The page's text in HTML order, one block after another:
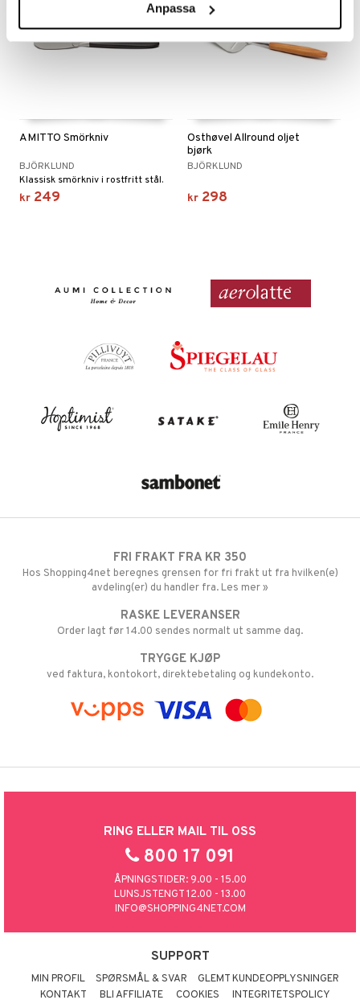
Anpassa
AMITTO Smörkniv
BJÖRKLUND
Klassisk smörkniv i rostfritt stål.
kr 249
Osthøvel Allround oljet
bjørk
BJÖRKLUND
kr 298
FRI FRAKT FRA KR 350
Hos Shopping4net beregnes grensen for fri frakt ut fra hvilken(e)
avdeling(er) du handler fra. Les mer »
RASKE LEVERANSER
Order lagt før 14.00 sendes normalt ut samme dag.
TRYGGE KJØP
ved faktura, kontokort, direktebetaling og kundekonto.
RING ELLER MAIL TIL OSS
800 17 091
ÅPNINGSTIDER: 9.00 - 15.00
LUNSJSTENGT 12.00 - 13.00
INFO@SHOPPING4NET.COM
SUPPORT
MIN PROFIL SPØRSMÅL & SVAR
GLEMT KUNDEOPPLYSNINGER
KONTAKT
BLI AFFILIATE COOKIES INTEGRITETSPOLICY